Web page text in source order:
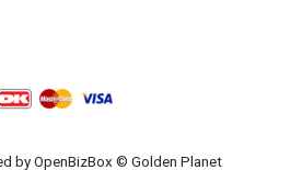
byOpenBizBox © Golden Planet